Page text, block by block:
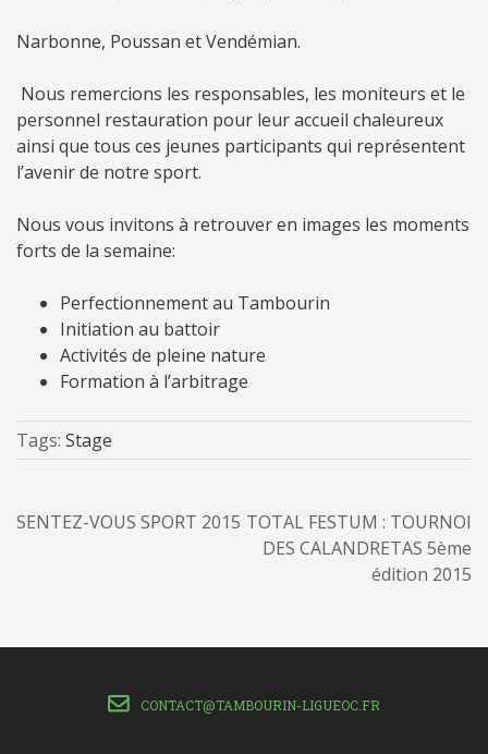
Narbonne, Poussan et Vendémian.
Nous remercions les responsables, les moniteurs et le
personnel restauration pour leur accueil chaleureux
ainsi que tous ces jeunes participants qui représentent
l’avenir de notre sport.
Nous vous invitons à retrouver en images les moments
forts de la semaine:
Perfectionnement au Tambourin
Initiation au battoir
Activités de pleine nature
Formation à l’arbitrage
Tags: Stage
SENTEZ-VOUS SPORT 2015 TOTAL FESTUM : TOURNOI
DES CALANDRETAS 5ème
édition 2015
CONTACT@TAMBOURIN-LIGUEOC.FR